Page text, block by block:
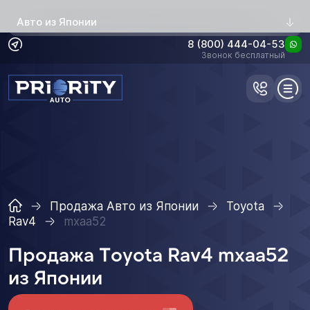
Авто из Японии
8 (800) 444-04-53
Звонок бесплатный
Продажа Авто из Японии
Toyota
Rav4
mxaa52
Продажа Toyota Rav4 mxaa52
из Японии